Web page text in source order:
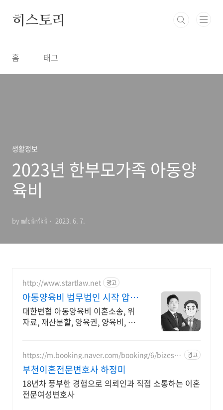
히스토리
홈 태그
생활정보
2023년 한부모가족 아동양
육비
by ㎣㎤㎥㎦ 2023. 6. 7.
http://www.startlaw.net 광고
아동양육비 법무법인 시작 압도
적인 이혼소송 승소사례
대한변협 아동양육비 이혼소송, 위
자료, 재산분할, 양육권, 양육비, 상
https://m.booking.naver.com/booking/6/bizes/1
47504
광고
부천이혼전문변호사 하정미
18년차 풍부한 경험으로 의뢰인과 직접 소통하는 이혼
전문여성변호사